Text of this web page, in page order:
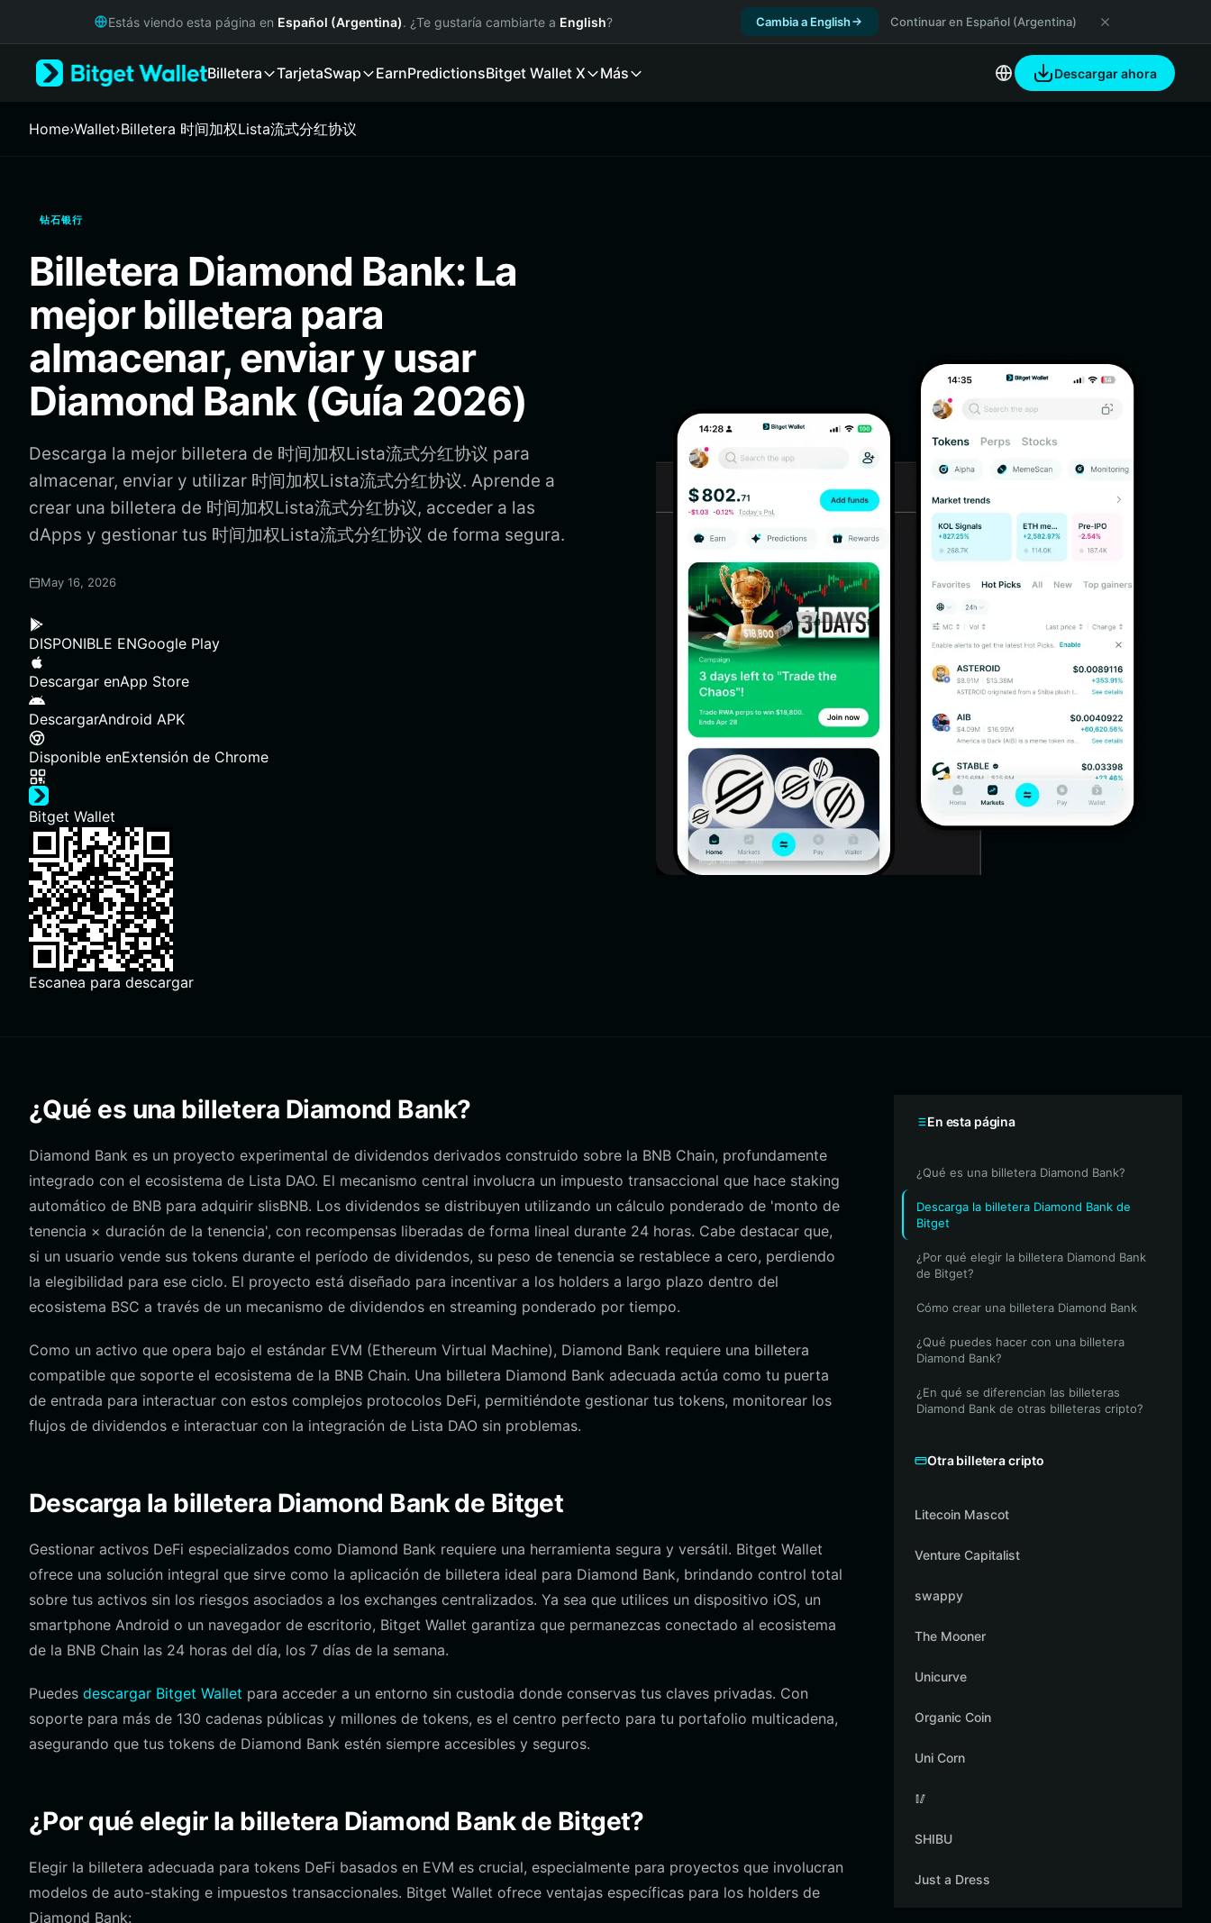
Русский
Italiano
繁體中文
Bahasa Indonesia
ภาษาไทย
Español
Português (Brasil)
Español (Argentina)
Estás viendo esta página en Español (Argentina). ¿Te gustaría cambiarte a English? Cambia a English Continuar en Español (Argentina)
Billetera TarjetaSwap EarnPredictionsBitget Wallet X Más Descargar ahora
Home›Wallet›Billetera 时间加权Lista流式分红协议
钻石银行
Billetera Diamond Bank: La
mejor billetera para
almacenar, enviar y usar
Diamond Bank (Guía 2026)
Descarga la mejor billetera de 时间加权Lista流式分红协议 para
almacenar, enviar y utilizar 时间加权Lista流式分红协议. Aprende a
crear una billetera de 时间加权Lista流式分红协议, acceder a las
dApps y gestionar tus 时间加权Lista流式分红协议 de forma segura.
May 16, 2026
DISPONIBLE ENGoogle Play
Descargar enApp Store
DescargarAndroid APK
Disponible enExtensión de Chrome
Bitget Wallet
Escanea para descargar
¿Qué es una billetera Diamond Bank?
Diamond Bank es un proyecto experimental de dividendos derivados construido sobre la BNB Chain, profundamente
integrado con el ecosistema de Lista DAO. El mecanismo central involucra un impuesto transaccional que hace staking
automático de BNB para adquirir slisBNB. Los dividendos se distribuyen utilizando un cálculo ponderado de 'monto de
tenencia × duración de la tenencia', con recompensas liberadas de forma lineal durante 24 horas. Cabe destacar que,
si un usuario vende sus tokens durante el período de dividendos, su peso de tenencia se restablece a cero, perdiendo
la elegibilidad para ese ciclo. El proyecto está diseñado para incentivar a los holders a largo plazo dentro del
ecosistema BSC a través de un mecanismo de dividendos en streaming ponderado por tiempo.
Como un activo que opera bajo el estándar EVM (Ethereum Virtual Machine), Diamond Bank requiere una billetera
compatible que soporte el ecosistema de la BNB Chain. Una billetera Diamond Bank adecuada actúa como tu puerta
de entrada para interactuar con estos complejos protocolos DeFi, permitiéndote gestionar tus tokens, monitorear los
flujos de dividendos e interactuar con la integración de Lista DAO sin problemas.
Descarga la billetera Diamond Bank de Bitget
Gestionar activos DeFi especializados como Diamond Bank requiere una herramienta segura y versátil. Bitget Wallet
ofrece una solución integral que sirve como la aplicación de billetera ideal para Diamond Bank, brindando control total
sobre tus activos sin los riesgos asociados a los exchanges centralizados. Ya sea que utilices un dispositivo iOS, un
smartphone Android o un navegador de escritorio, Bitget Wallet garantiza que permanezcas conectado al ecosistema
de la BNB Chain las 24 horas del día, los 7 días de la semana.
Puedes descargar Bitget Wallet para acceder a un entorno sin custodia donde conservas tus claves privadas. Con
soporte para más de 130 cadenas públicas y millones de tokens, es el centro perfecto para tu portafolio multicadena,
asegurando que tus tokens de Diamond Bank estén siempre accesibles y seguros.
¿Por qué elegir la billetera Diamond Bank de Bitget?
Elegir la billetera adecuada para tokens DeFi basados en EVM es crucial, especialmente para proyectos que involucran
modelos de auto-staking e impuestos transaccionales. Bitget Wallet ofrece ventajas específicas para los holders de
Diamond Bank:
En esta página
¿Qué es una billetera Diamond Bank?
Descarga la billetera Diamond Bank de
Bitget
¿Por qué elegir la billetera Diamond Bank
de Bitget?
Cómo crear una billetera Diamond Bank
¿Qué puedes hacer con una billetera
Diamond Bank?
¿En qué se diferencian las billeteras
Diamond Bank de otras billeteras cripto?
Otra billetera cripto
Litecoin Mascot
Venture Capitalist
swappy
The Mooner
Unicurve
Organic Coin
Uni Corn
🥢
SHIBU
Just a Dress